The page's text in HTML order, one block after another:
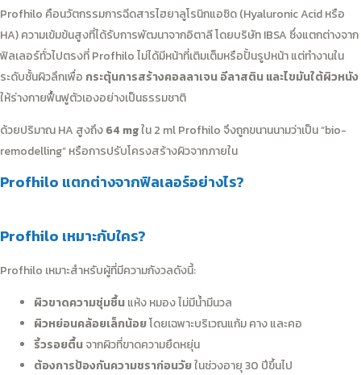
Profhilo คือนวัตกรรมการฉีดสารไฮยาลูโรนิกแอซิด (Hyaluronic Acid หรือ
HA) ความเข้มข้นสูงที่ได้รับการพัฒนาจากอิตาลี โดยบริษัท IBSA ซึ่งแตกต่างจาก
ฟิลเลอร์ทั่วไปตรงที่ Profhilo ไม่ได้มีหน้าที่เติมเต็มหรือปั้นรูปหน้า แต่ทำงานใน
ระดับชั้นผิวลึกเพื่อ กระตุ้นการสร้างคอลลาเจน อีลาสติน และไขมันใต้ผิวหนัง
ให้ร่างกายฟื้นฟูตัวเองอย่างเป็นธรรมชาติ
ด้วยปริมาณ HA สูงถึง64 mgใน 2 ml Profhilo จึงถูกขนานนามว่าเป็น “bio-
remodelling” หรือการปรับโครงสร้างผิวจากภายใน
Profhilo แตกต่างจากฟิลเลอร์อย่างไร?
Profhilo เหมาะกับใคร?
Profhilo เหมาะสำหรับผู้ที่มีความกังวลดังนี้:
ผิวขาดความชุ่มชื้นแห้ง หมอง ไม่มีน้ำมีนวล
ผิวหย่อนคล้อยเล็กน้อยโดยเฉพาะบริเวณแก้ม คาง และคอ
ริ้วรอยตื้นจากผิวที่ขาดความยืดหยุ่น
ต้องการป้องกันความชราก่อนวัยในช่วงอายุ 30 ปีขึ้นไป